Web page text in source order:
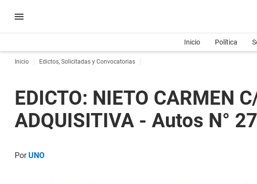
Inicio Política
Inicio Edictos, Solicitadas y Convocatorias
EDICTO: NIETO CARMEN
ADQUISITIVA - Autos N°
PorUNO